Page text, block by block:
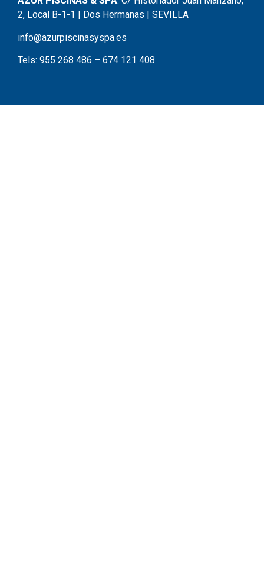
2, Local B-1-1 | Dos Hermanas | SEVILLA
info@azurpiscinasyspa.es
Tels: 955 268 486 – 674 121 408